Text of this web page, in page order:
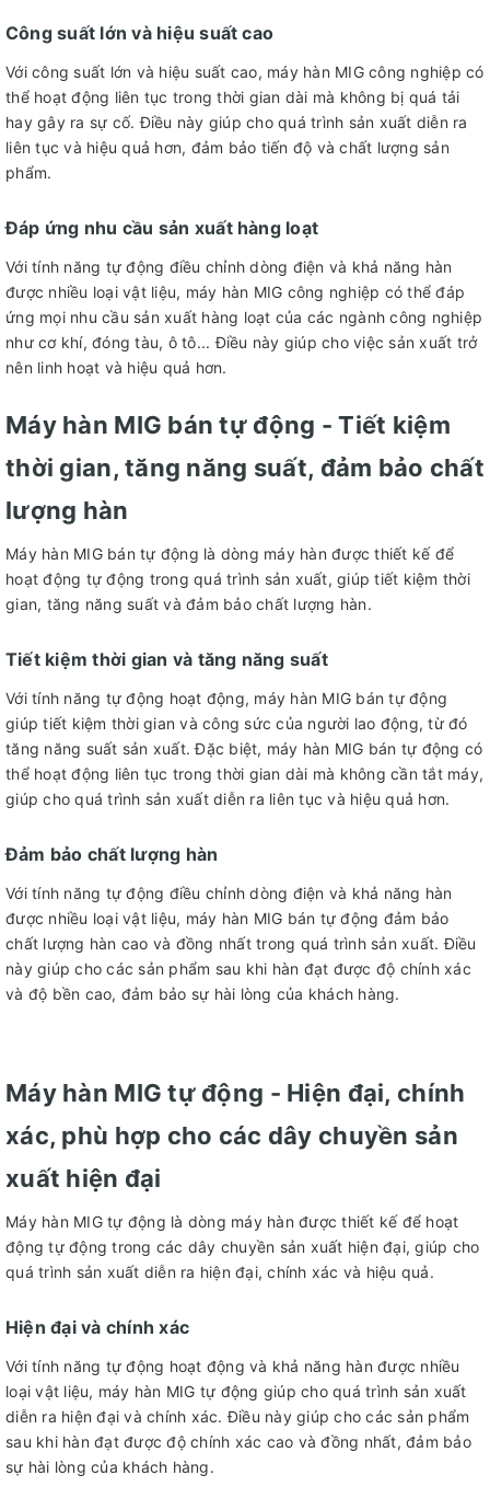
Công suất lớn và hiệu suất cao
Với công suất lớn và hiệu suất cao, máy hàn MIG công nghiệp có
thể hoạt động liên tục trong thời gian dài mà không bị quá tải
hay gây ra sự cố. Điều này giúp cho quá trình sản xuất diễn ra
liên tục và hiệu quả hơn, đảm bảo tiến độ và chất lượng sản
phẩm.
Đáp ứng nhu cầu sản xuất hàng loạt
Với tính năng tự động điều chỉnh dòng điện và khả năng hàn
được nhiều loại vật liệu, máy hàn MIG công nghiệp có thể đáp
ứng mọi nhu cầu sản xuất hàng loạt của các ngành công nghiệp
như cơ khí, đóng tàu, ô tô... Điều này giúp cho việc sản xuất trở
nên linh hoạt và hiệu quả hơn.
Máy hàn MIG bán tự động - Tiết kiệm
thời gian, tăng năng suất, đảm bảo chất
lượng hàn
Máy hàn MIG bán tự động là dòng máy hàn được thiết kế để
hoạt động tự động trong quá trình sản xuất, giúp tiết kiệm thời
gian, tăng năng suất và đảm bảo chất lượng hàn.
Tiết kiệm thời gian và tăng năng suất
Với tính năng tự động hoạt động, máy hàn MIG bán tự động
giúp tiết kiệm thời gian và công sức của người lao động, từ đó
tăng năng suất sản xuất. Đặc biệt, máy hàn MIG bán tự động có
thể hoạt động liên tục trong thời gian dài mà không cần tắt máy,
giúp cho quá trình sản xuất diễn ra liên tục và hiệu quả hơn.
Đảm bảo chất lượng hàn
Với tính năng tự động điều chỉnh dòng điện và khả năng hàn
được nhiều loại vật liệu, máy hàn MIG bán tự động đảm bảo
chất lượng hàn cao và đồng nhất trong quá trình sản xuất. Điều
này giúp cho các sản phẩm sau khi hàn đạt được độ chính xác
và độ bền cao, đảm bảo sự hài lòng của khách hàng.
Máy hàn MIG tự động - Hiện đại, chính
xác, phù hợp cho các dây chuyền sản
xuất hiện đại
Máy hàn MIG tự động là dòng máy hàn được thiết kế để hoạt
động tự động trong các dây chuyền sản xuất hiện đại, giúp cho
quá trình sản xuất diễn ra hiện đại, chính xác và hiệu quả.
Hiện đại và chính xác
Với tính năng tự động hoạt động và khả năng hàn được nhiều
loại vật liệu, máy hàn MIG tự động giúp cho quá trình sản xuất
diễn ra hiện đại và chính xác. Điều này giúp cho các sản phẩm
sau khi hàn đạt được độ chính xác cao và đồng nhất, đảm bảo
sự hài lòng của khách hàng.